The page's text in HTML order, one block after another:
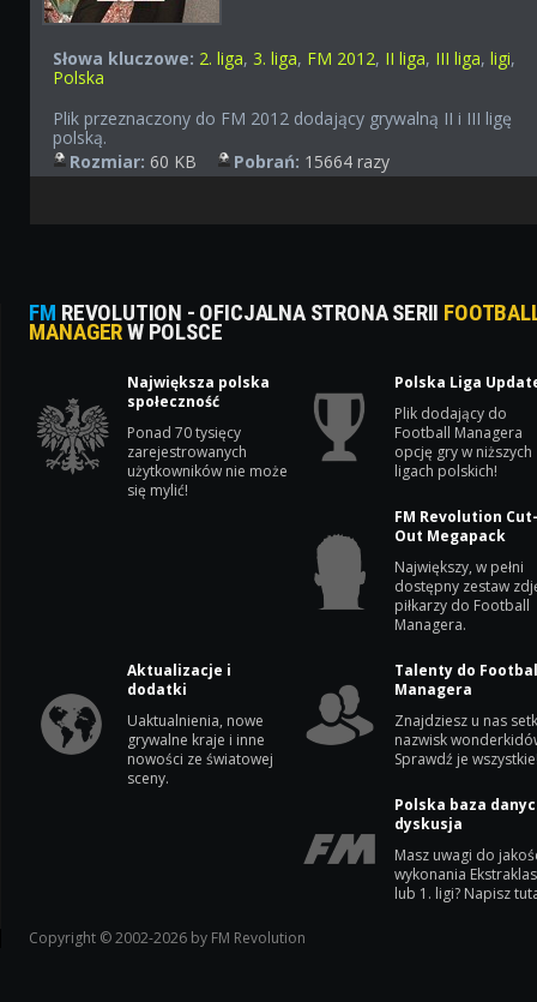
Słowa kluczowe: 2. liga, 3. liga, FM 2012, II liga, III liga,ligi,
Polska
Plik przeznaczony do FM 2012 dodający grywalną II i III ligę
polską.
Rozmiar: 60 KB Pobrań: 15664 razy
FM REVOLUTION - OFICJALNA STRONA SERII
MANAGERW POLSCE
Największa polska
społeczność
Ponad 70 tysięcy
zarejestrowanych
użytkowników nie może
się mylić!
Polska Liga
Plik dodający do
Football Managera
opcję gry w niższych
ligach polskich!
FM Revolution
Out Megapack
Największy, w pełni
dostępny zestaw
piłkarzy do Football
Managera.
Aktualizacje i
dodatki
Uaktualnienia, nowe
grywalne kraje i inne
nowości ze światowej
sceny.
Talenty do
Managera
Znajdziesz u nas
nazwisk
Sprawdź je
Polska baza
dyskusja
Masz uwagi do
wykonania
lub 1. ligi? Napisz
Copyright © 2002-2026 by FM Revolution